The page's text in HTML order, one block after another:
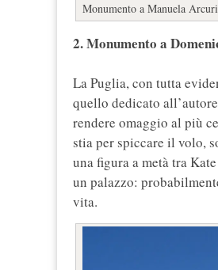
Monumento a Manuela
2. Monumento a
La Puglia, con tutta
quello dedicato
rendere omaggio al più
stia per spiccare il volo,
una figura a metà tra
un palazzo:
vita.